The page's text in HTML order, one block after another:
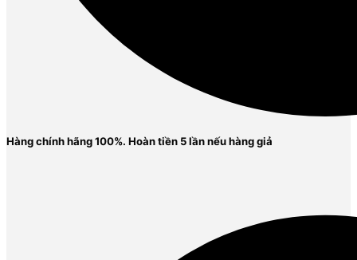
Hàng chính hãng 100%. Hoàn tiền 5 lần nếu hàng giả